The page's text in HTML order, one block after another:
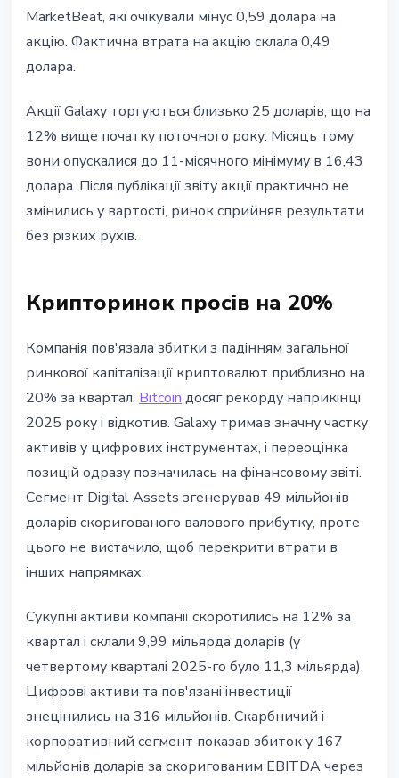
MarketBeat, які очікували мінус 0,59 долара на
акцію. Фактична втрата на акцію склала 0,49
долара.
Акції Galaxy торгуються близько 25 доларів, що на
12% вище початку поточного року. Місяць тому
вони опускалися до 11-місячного мінімуму в 16,43
долара. Після публікації звіту акції практично не
змінились у вартості, ринок сприйняв результати
без різких рухів.
Крипторинок просів на 20%
Компанія пов'язала збитки з падінням загальної
ринкової капіталізації криптовалют приблизно на
20% за квартал. Bitcoin досяг рекорду наприкінці
2025 року і відкотив. Galaxy тримав значну частку
активів у цифрових інструментах, і переоцінка
позицій одразу позначилась на фінансовому звіті.
Сегмент Digital Assets згенерував 49 мільйонів
доларів скоригованого валового прибутку, проте
цього не вистачило, щоб перекрити втрати в
інших напрямках.
Сукупні активи компанії скоротились на 12% за
квартал і склали 9,99 мільярда доларів (у
четвертому кварталі 2025-го було 11,3 мільярда).
Цифрові активи та пов'язані інвестиції
знецінились на 316 мільйонів. Скарбничий і
корпоративний сегмент показав збиток у 167
мільйонів доларів за скоригованим EBITDA через